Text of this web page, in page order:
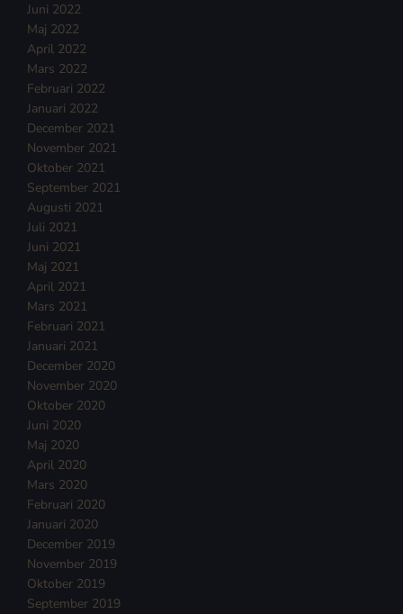
Juni 2022
Maj 2022
April 2022
Mars 2022
Februari 2022
Januari 2022
December 2021
November 2021
Oktober 2021
September 2021
Augusti 2021
Juli 2021
Juni 2021
Maj 2021
April 2021
Mars 2021
Februari 2021
Januari 2021
December 2020
November 2020
Oktober 2020
Juni 2020
Maj 2020
April 2020
Mars 2020
Februari 2020
Januari 2020
December 2019
November 2019
Oktober 2019
September 2019